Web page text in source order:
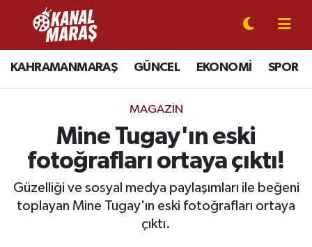
KAHRAMANMARAŞ GÜNCEL EKONOMİ SPOR
MAGAZİN
Mine Tugay'ın eski
fotoğrafları ortaya çıktı!
Güzelliği ve sosyal medya paylaşımları ile beğeni
toplayan Mine Tugay'ın eski fotoğrafları ortaya
çıktı.
CANLI YAYIN
KAHRAMANMARAŞ
GÜNCEL
SPOR
SİYASET
Kahramanmaraş Nöbetçi Eczaneler
Kahramanmaraş Hava Durumu
Kahramanmaraş Namaz Vakitleri
Kahramanmaraş Trafik Yoğunluk Haritası
Süper Lig Puan Durumu ve Fikstür